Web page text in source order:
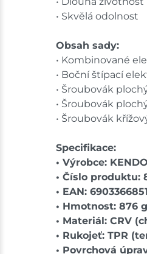
• Skvělá odolnost
Obsah sady:
• Kombinované
• Boční štípací
• Šroubovák
• Šroubovák
• Šroubovák
Specifikace:
• Výrobce: KENDO
• Číslo produktu:
• EAN:
• Hmotnost: 876 g
• Materiál: CRV
• Rukojeť: TPR
• Povrchová